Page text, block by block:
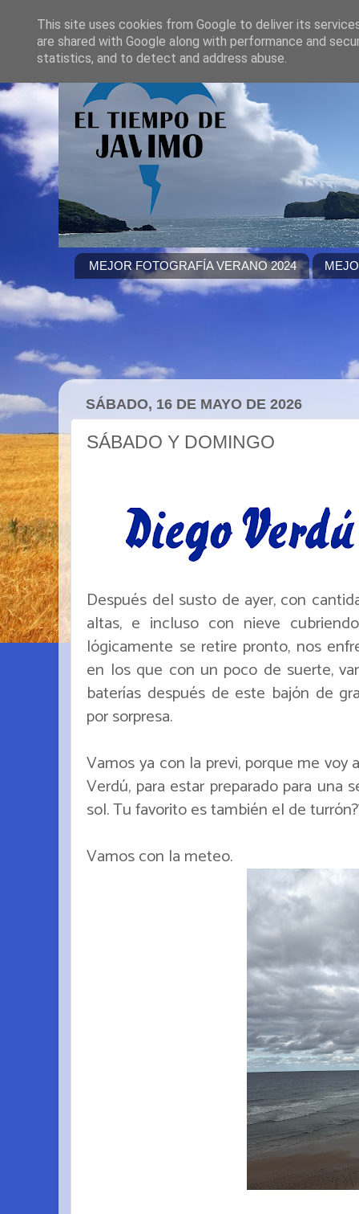
MEJOR FOTOGRAFÍA VERANO 2024
SÁBADO, 16 DE MAYO DE 2026
SÁBADO Y DOMINGO
Después del susto de ayer, con
altas, e incluso con nieve
lógicamente se retire pronto, nos
en los que con un poco de suerte,
baterías después de este bajón de
por sorpresa.
Vamos ya con la previ, porque me
Verdú, para estar preparado para una
sol. Tu favorito es también el de
Vamos con la meteo.
This site uses cookies from Google to deliver its
are shared with Google along with performance and
statistics, and to detect and address abuse.